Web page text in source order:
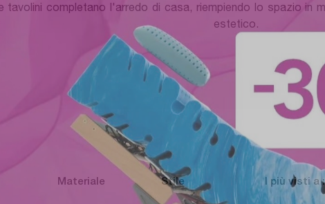
tavolini completano l'arredo di casa, riempiendo lo spazio in
estetico.
Materiale Stile I più visti a :